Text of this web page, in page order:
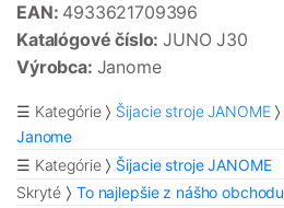
EAN: 4933621709396
Katalógové číslo:JUNO J30
Výrobca: Janome
☰ Kategórie Šijacie stroje JANOME
Janome
☰ Kategórie
Šijacie stroje JANOME
Skryté
To najlepšie z nášho obchodu